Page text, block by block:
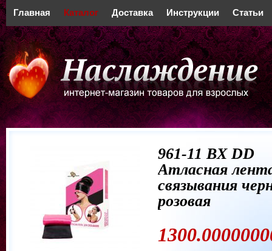
Главная Каталог Доставка Инструкции Статьи
961-11 BX DD
Атласная
связывания
розовая